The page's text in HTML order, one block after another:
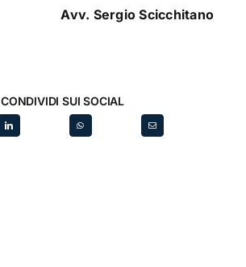
Avv. Sergio Scicchitano
CONDIVIDI SUI SOCIAL